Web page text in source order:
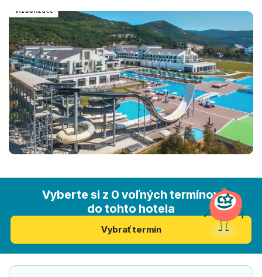
Vyberte si z 0 voľných termínov
do tohto hotela
Vybrať termín